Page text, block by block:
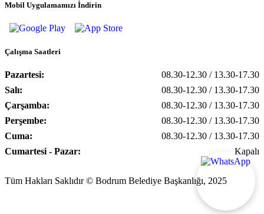
Mobil Uygulamamızı İndirin
Çalışma Saatleri
Pazartesi:
08.30-12.30 / 13.30-17.30
Salı:
08.30-12.30 / 13.30-17.30
Çarşamba:
08.30-12.30 / 13.30-17.30
Perşembe:
08.30-12.30 / 13.30-17.30
Cuma:
08.30-12.30 / 13.30-17.30
Cumartesi - Pazar:
Kapalı
Tüm Hakları Saklıdır © Bodrum Belediye Başkanlığı, 2025